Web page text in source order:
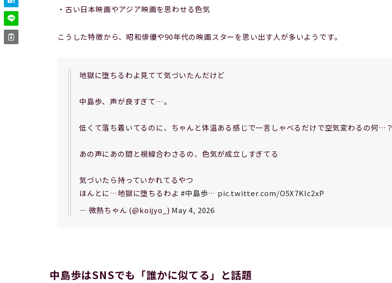
・古い日本映画やアジア映画を思わせる色気
こうした特徴から、昭和俳優や90年代の映画スターを思い出す人が多いようです。
地獄に堕ちるわよ見てて気づいたんだけど
中島歩、声が良すぎて…。
低くて落ち着いてるのに、ちゃんと体温ある感じで一言しゃべるだけで空気変わるの何…？
あの声にあの間と視線合わさるの、色気が成立しすぎてる
気づいたら持っていかれてるやつ
ほんとに…地獄に堕ちるわよ#中島歩… pic.twitter.com/O5X7Klc2xP
— 微熱ちゃん (@koijyo_) May 4, 2026
中島歩はSNSでも「誰かに似てる」と話題